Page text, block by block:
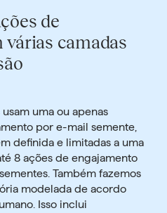
de
várias camadas
uma ou apenas
por e-mail semente,
definida e limitadas a uma
8 ações de engajamento
Também fazemos
modelada de acordo
Isso inclui